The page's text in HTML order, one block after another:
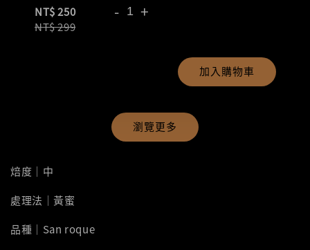
NT$ 250
NT$ 299
- +
加入購物車
瀏覽更多
焙度｜中
處理法｜黃蜜
品種｜San roque